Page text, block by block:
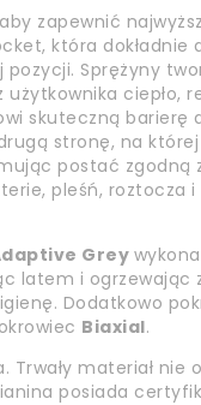
zapewnić
która dokładnie
Sprężyny
ciepło,
skuteczną barierę
stronę, na
postać zgodną
pleśń, roztocza
Grey
latem i ogrzewając
Dodatkowo
Biaxial.
materiał nie
posiada